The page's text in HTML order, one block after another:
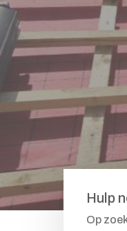
Hulp
Op